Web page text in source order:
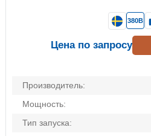
Производитель:
Мощность:
Тип запуска:
380В
Цена по запросу